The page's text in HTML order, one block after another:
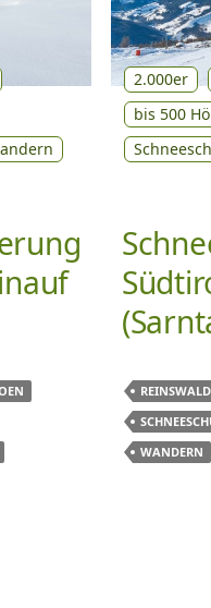
2.000er
bis 500
REINSWALD
WANDERN